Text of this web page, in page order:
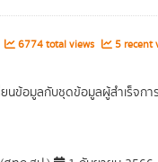
6774 total views 5 recent
ยนข้อมูลกับชุดข้อมูลผู้สำเร็จ